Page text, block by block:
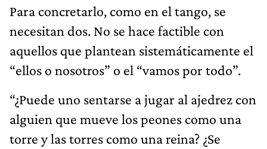
Para concretarlo, como en el tango, se
necesitan dos. No se hace factible con
aquellos que plantean sistemáticamente el
“ellos o nosotros” o el “vamos por todo”.
“¿Puede uno sentarse a jugar al ajedrez con
alguien que mueve los peones como una
torre y las torres como una reina? ¿Se